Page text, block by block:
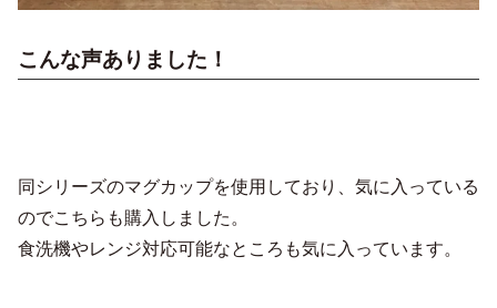
こんな声ありました！
同シリーズのマグカップを使用しており、気に入っている
のでこちらも購入しました。
食洗機やレンジ対応可能なところも気に入っています。